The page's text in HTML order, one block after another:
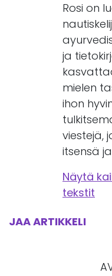
Rosi on
ja
mielen
ihon
viestejä,
itsensä
Näytä
tekstit
JAA ARTIKKELI